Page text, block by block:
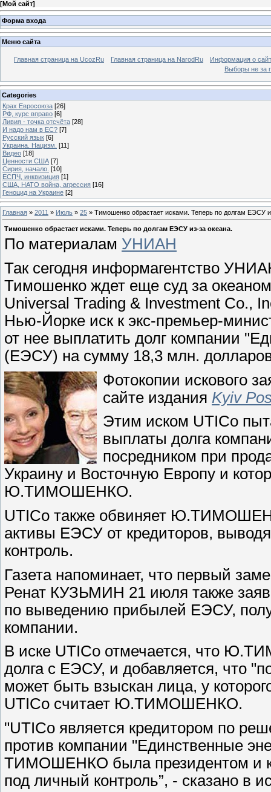
[Мой сайт]
Форма входа
Меню сайта
Главная страница на UcozRu Главная страница на NarodRu
Информация о
Выборы не за
Categories
Крах Евросоюза [26]
РФ, курс вправо [6]
Ливия - точка отсчёта [28]
И надо нам в ЕС? [7]
Русский язык [6]
Украина. Нацизм. [11]
Видео [18]
Ценности США [7]
Сирия, начало. [10]
ЕСПЧ, инквизиция [1]
США, НАТО война, агрессия [16]
Геноцид на Украине [2]
Главная » 2011 » Июль » 25 » Тимошенко обрастает исками. Теперь по долгам ЕЭСУ
Тимошенко обрастает исками. Теперь по долгам ЕЭСУ из-за океана.
По материалам УНИАН
Так сегодня информагентство
Тимошенко ждет еще суд за
Universal Trading & Investment Co.,
Нью-Йорке иск к экс-премьер-
от нее выплатить долг компании
(ЕЭСУ) на сумму 18,3 млн.
Фотокопии искового
сайте издания Kyiv
Этим иском UTICo
выплаты долга
посредником при
Украину и Восточную Европу и
Ю.ТИМОШЕНКО.
UTICo также обвиняет
активы ЕЭСУ от кредиторов,
контроль.
Газета напоминает, что первый
Ренат КУЗЬМИН 21 июля также
по выведению прибылей ЕЭСУ,
компании.
В иске UTICo отмечается, что
долга с ЕЭСУ, и добавляется, что
может быть взыскан лица, у
UTICo считает Ю.ТИМОШЕНКО.
"UTICo является кредитором по
против компании "Единственные
ТИМОШЕНКО была президентом и
под личный контроль”, - сказано в